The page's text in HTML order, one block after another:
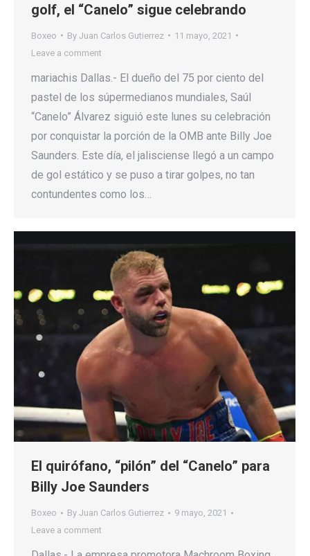
golf, el “Canelo” sigue celebrando
Boxeo By Juan Carlos Gutierrez
11 mayo, 2021
Leave a comment
mariachis Dallas.- El dueño del 75 por ciento del
pastel de los súpermedianos mundiales, Saúl
“Canelo” Álvarez siguió este lunes su celebración
por conquistar la porción de la OMB ante Billy Joe
Saunders. Este día, el jalisciense llegó a un campo
de gol estático y se puso a tirar golpes, no tan
contundentes como los…
El quirófano, “pilón” del “Canelo” para
Billy Joe Saunders
Boxeo By Juan Carlos Gutierrez
9 mayo, 2021
Leave a comment